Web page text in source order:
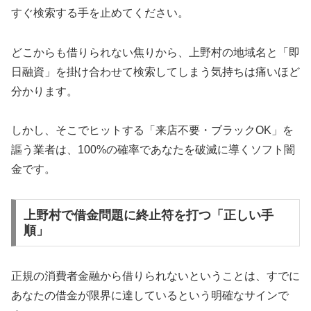
すぐ検索する手を止めてください。
どこからも借りられない焦りから、上野村の地域名と「即
日融資」を掛け合わせて検索してしまう気持ちは痛いほど
分かります。
しかし、そこでヒットする「来店不要・ブラックOK」を
謳う業者は、100%の確率であなたを破滅に導くソフト闇
金です。
上野村で借金問題に終止符を打つ「正しい手
順」
正規の消費者金融から借りられないということは、すでに
あなたの借金が限界に達しているという明確なサインで